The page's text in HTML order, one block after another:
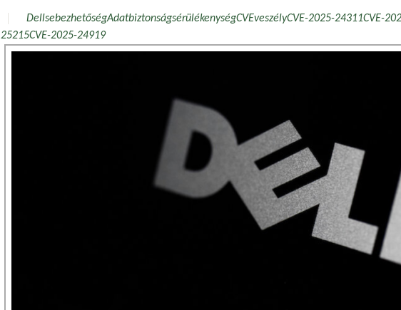
DellsebezhetőségAdatbiztonságsérülékenységCVEveszélyCVE-2025-24311CVE-
25215CVE-2025-24919